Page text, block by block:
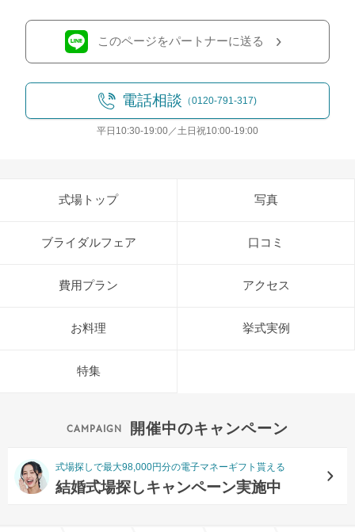
このページをパートナーに送る
電話相談 （0120-791-317)
平日10:30-19:00／土日祝10:00-19:00
式場トップ 写真
ブライダルフェア 口コミ
費用プラン アクセス
お料理 挙式実例
特集
開催中のキャンペーン
式場探しで最大98,000円分の電子マネーギフト貰える
結婚式場探しキャンペーン実施中